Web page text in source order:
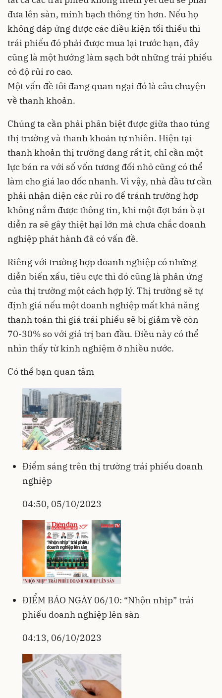
đưa lên sàn, minh bạch thông tin hơn. Nếu họ
không đáp ứng được các điều kiện tối thiểu thì
trái phiếu đó phải được mua lại trước hạn, đây
cũng là một hướng làm sạch bớt những trái phiếu
có độ rủi ro cao.
Một vấn đề tôi đang quan ngại đó là câu chuyện
về thanh khoản.
Chúng ta cần phải phân biệt được giữa thao túng
thị trường và thanh khoản tự nhiên. Hiện tại
thanh khoản thị trường đang rất ít, chỉ cần một
lực bán ra với số vốn tương đối nhỏ cũng có thể
làm cho giá lao dốc nhanh. Vì vậy, nhà đầu tư cần
phải nhận diện các rủi ro để tránh trường hợp
không nắm được thông tin, khi một đợt bán ồ ạt
diễn ra sẽ gây thiệt hại lớn mà chưa chắc doanh
nghiệp phát hành đã có vấn đề.
Riêng với trường hợp doanh nghiệp có những
diễn biến xấu, tiêu cực thì đó cũng là phản ứng
của thị trường một cách hợp lý. Thị trường sẽ tự
định giá nếu một doanh nghiệp mất khả năng
thanh toán thì giá trái phiếu sẽ bị giảm về còn
70-30% so với giá trị ban đầu. Điều này có thể
nhìn thấy từ kinh nghiệm ở nhiều nước.
Có thể bạn quan tâm
Điểm sáng trên thị trường trái phiếu doanh
nghiệp
04:50, 05/10/2023
ĐIỂM BÁO NGÀY 06/10: “Nhộn nhịp” trái
phiếu doanh nghiệp lên sàn
04:13, 06/10/2023